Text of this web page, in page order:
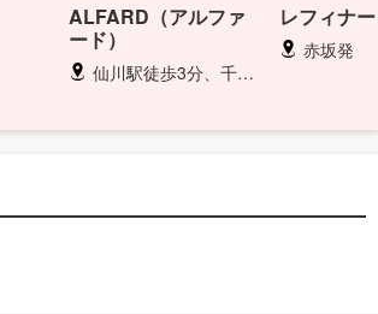
ALFARD（アルファ
ード）
仙川駅徒歩3分、千歳烏山駅徒歩5分、阿佐ヶ谷駅3分
レフィナ
赤坂発